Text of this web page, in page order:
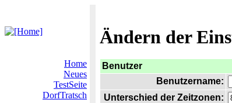
Ändern der
Home
Neues
TestSeite
DorfTratsch
Benutzer
Benutzername:
Unterschied der Zeitzonen: